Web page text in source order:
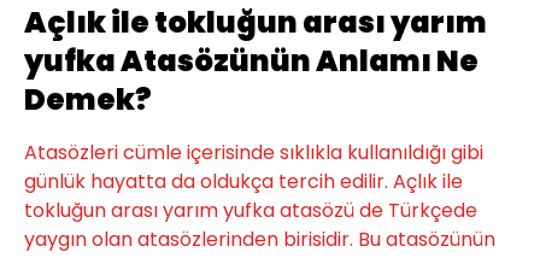
Açlık ile tokluğun arası yarım
yufka Atasözünün Anlamı Ne
Demek?
Atasözleri cümle içerisinde sıklıkla kullanıldığı gibi
günlük hayatta da oldukça tercih edilir. Açlık ile
tokluğun arası yarım yufka atasözü de Türkçede
yaygın olan atasözlerinden birisidir. Bu atasözünün